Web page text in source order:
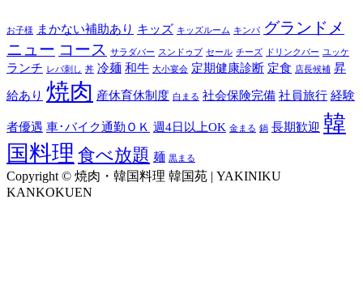
お子様 まかない補助あり キッズ キッズルーム キンパ グランドメ
ニュー コース サラダバー スンドゥブ セール チーズ ドリンクバー ユッケ
ランチ レバ刺し 丼 冷麺 和牛 大小宴会 定期健康診断 定食 店長候補 昇
給あり 焼肉 産休育休制度 白まる 社会保険完備 社員旅行 経験
者優遇 車･バイク通勤ＯＫ 週4日以上OK 金まる 鍋 長期歓迎 韓
国料理 食べ放題 麺 黒まる
Copyright © 焼肉・韓国料理 韓国苑 | YAKINIKU
KANKOKUEN